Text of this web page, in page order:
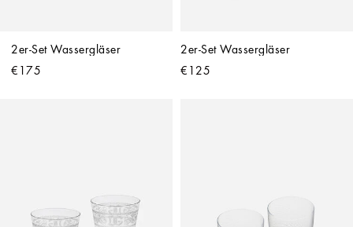
2er-Set Wassergläser
€175
2er-Set Wassergläser
€125